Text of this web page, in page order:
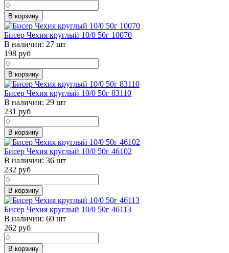
В корзину
Бисер Чехия круглый 10/0 50г 10070
В наличии: 27 шт
198 руб
В корзину
Бисер Чехия круглый 10/0 50г 83110
В наличии: 29 шт
231 руб
В корзину
Бисер Чехия круглый 10/0 50г 46102
В наличии: 36 шт
232 руб
В корзину
Бисер Чехия круглый 10/0 50г 46113
В наличии: 60 шт
262 руб
В корзину